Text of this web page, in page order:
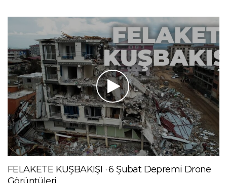
FELAKETE KUŞBAKIŞI · 6 Şubat Depremi Drone
Görüntüleri